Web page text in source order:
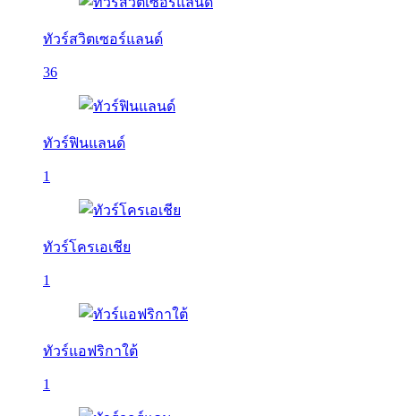
ทัวร์สวิตเซอร์แลนด์
36
ทัวร์ฟินแลนด์
1
ทัวร์โครเอเชีย
1
ทัวร์แอฟริกาใต้
1